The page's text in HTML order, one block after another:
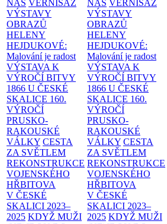
NÁS VERNISÁŽ
VÝSTAVY
OBRAZŮ
HELENY
HEJDUKOVÉ:
Malování je radost
VÝSTAVA K
VÝROČÍ BITVY
1866 U ČESKÉ
SKALICE 160.
VÝROČÍ
PRUSKO-
RAKOUSKÉ
VÁLKY CESTA
ZA SVĚTLEM
REKONSTRUKCE
VOJENSKÉHO
HŘBITOVA
V ČESKÉ
SKALICI 2023–
2025 KDYŽ MUŽI
NÁS VERNISÁŽ
VÝSTAVY
OBRAZŮ
HELENY
HEJDUKOVÉ:
Malování je radost
VÝSTAVA K
VÝROČÍ BITVY
1866 U ČESKÉ
SKALICE 160.
VÝROČÍ
PRUSKO-
RAKOUSKÉ
VÁLKY CESTA
ZA SVĚTLEM
REKONSTRUKCE
VOJENSKÉHO
HŘBITOVA
V ČESKÉ
SKALICI 2023–
2025 KDYŽ MUŽI